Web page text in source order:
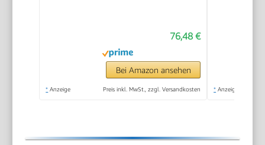
76,48 €
Bei Amazon ansehen
* Anzeige Preis inkl. MwSt., zzgl. Versandkosten * Anzeige